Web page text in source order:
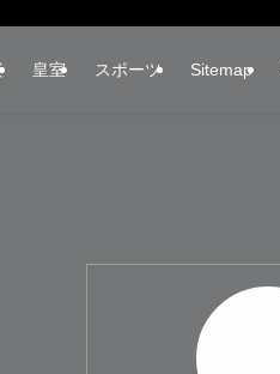
皇室 スポーツ Sitemap